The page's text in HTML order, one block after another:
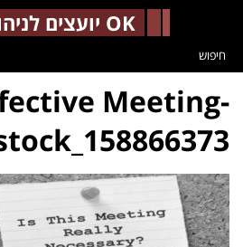
OK יועצים לניהול
חיפוש
Meeting-